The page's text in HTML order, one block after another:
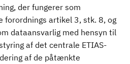
der fungerer som
artikel 3, stk. 8, og
dataansvarlig med hensyn til
af det centrale ETIAS-
af de påtænkte